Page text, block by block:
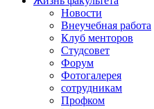
Новости
Внеучебная работа
Клуб менторов
Студсовет
Форум
Фотогалерея
сотрудникам
Профком